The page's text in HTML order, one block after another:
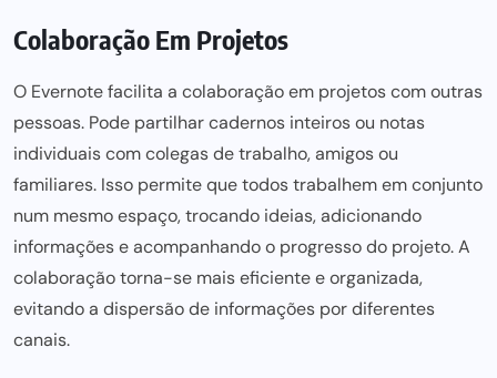
Colaboração Em Projetos
O Evernote facilita a colaboração em projetos com outras
pessoas. Pode partilhar cadernos inteiros ou notas
individuais com colegas de trabalho, amigos ou
familiares. Isso permite que todos trabalhem em conjunto
num mesmo espaço, trocando ideias, adicionando
informações e acompanhando o progresso do projeto. A
colaboração torna-se mais eficientee organizada,
evitando a dispersão de informações por diferentes
canais.